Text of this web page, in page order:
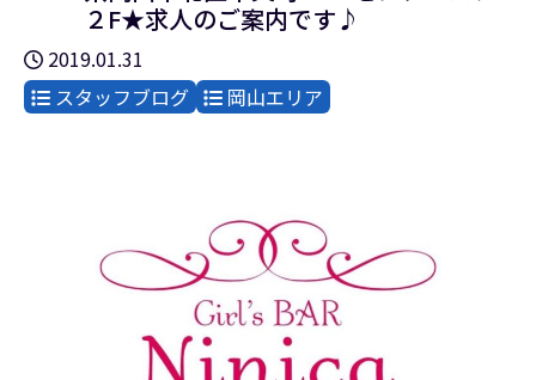
２F★求人のご案内です♪
2019.01.31
スタッフブログ
岡山エリア